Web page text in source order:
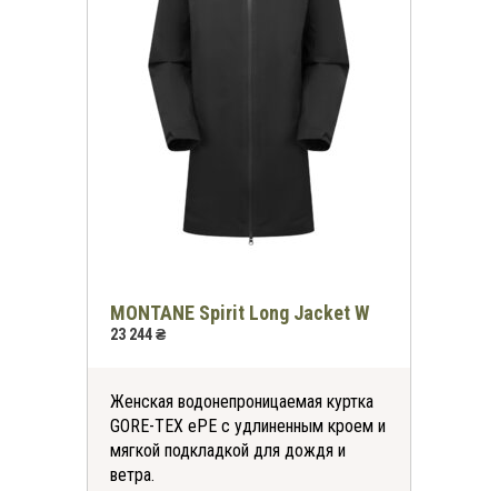
MONTANE Spirit Long Jacket W
23 244 ₴
Женская водонепроницаемая куртка
GORE-TEX ePE с удлиненным кроем и
мягкой подкладкой для дождя и
ветра.
-30%*
на все футболки
*на первую покупку